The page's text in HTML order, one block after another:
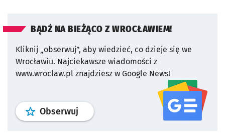
BĄDŹ NA BIEŻĄCO Z WROCŁAWIEM!
Kliknij „obserwuj”, aby wiedzieć, co dzieje się we
Wrocławiu. Najciekawsze wiadomości z
www.wroclaw.pl znajdziesz w Google News!
Obserwuj profil serwisu